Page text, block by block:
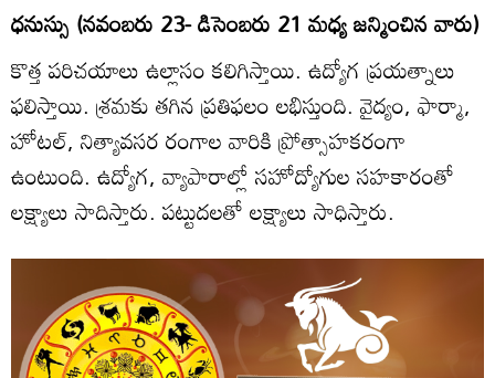
ధనుస్సు (నవంబరు 23- డిసెంబరు 21 మధ్య జన్మించిన వారు)
కొత్త పరిచయాలు ఉల్లాసం కలిగిస్తాయి. ఉద్యోగ ప్రయత్నాలు
ఫలిస్తాయి. శ్రమకు తగిన ప్రతిఫలం లభిస్తుంది. వైద్యం, ఫార్మా,
హోటల్‌, నిత్యావసర రంగాల వారికి ప్రోత్సాహకరంగా
ఉంటుంది. ఉద్యోగ, వ్యాపారాల్లో సహోద్యోగుల సహకారంతో
లక్ష్యాలు సాదిస్తారు. పట్టుదలతో లక్ష్యాలు సాధిస్తారు.